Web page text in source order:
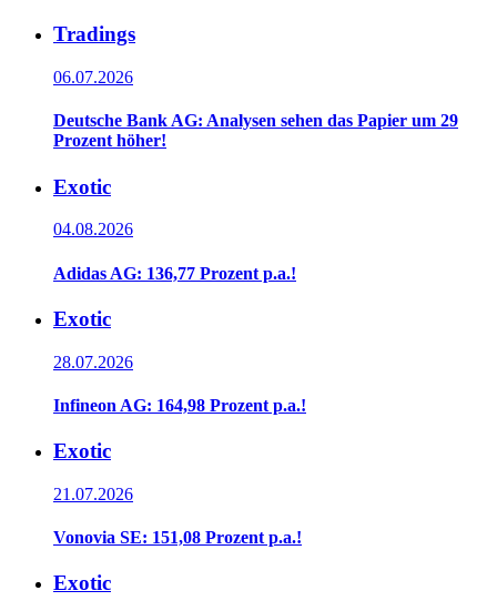
Tradings
06.07.2026
Deutsche Bank AG: Analysen sehen das Papier um 29
Prozent höher!
Exotic
04.08.2026
Adidas AG: 136,77 Prozent p.a.!
Exotic
28.07.2026
Infineon AG: 164,98 Prozent p.a.!
Exotic
21.07.2026
Vonovia SE: 151,08 Prozent p.a.!
Exotic